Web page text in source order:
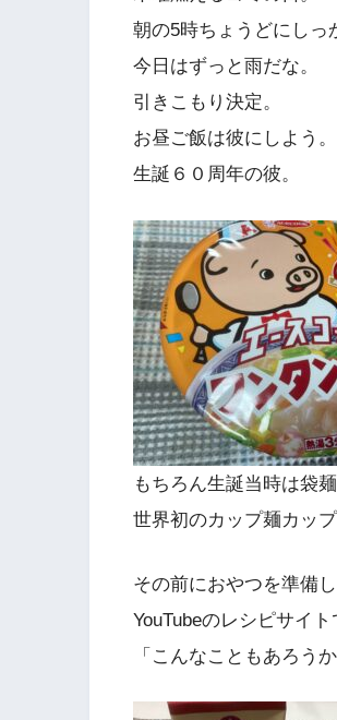
朝の5時ちょうどにしっ
今日はずっと雨だな。
引きこもり決定。
お昼ご飯は彼にしよう。
生誕６０周年の彼。
もちろん生誕当時は袋
世界初のカップ麺カッ
その前におやつを準備し
YouTubeのレシピサイ
「こんなこともあろう